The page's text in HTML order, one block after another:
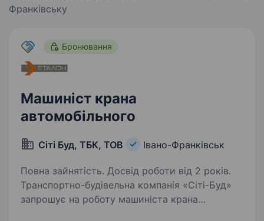
Франківську
Бронювання
Машиніст крана
автомобільного
Сіті Буд, ТБК, ТОВ Івано-Франківськ
Повна зайнятість. Досвід роботи від 2 років.
Транспортно-будівельна компанія «Сіті-Буд»
запрошує на роботу машиніста крана